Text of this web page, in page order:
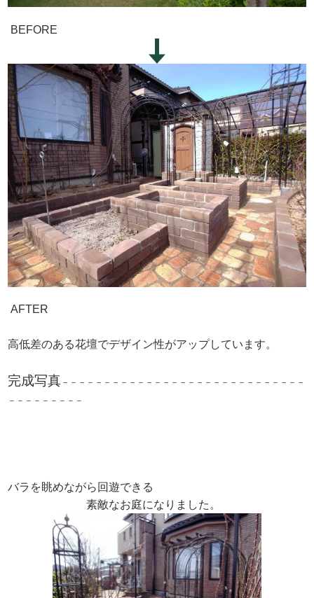
BEFORE
AFTER
高低差のある花壇でデザイン性がアップしています。
完成写真 －－－－－－－－－－－－－－－－－－－－－－－－－－－－－
－－－－－－－－－
バラを眺めながら回遊できる
素敵なお庭になりました。